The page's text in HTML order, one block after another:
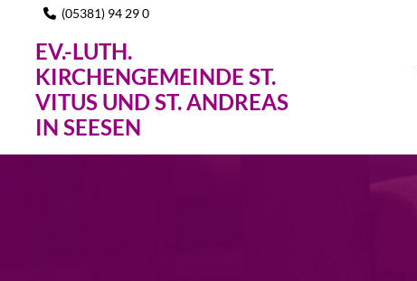
 (05381) 94 29 0
EV.-LUTH.
KIRCHENGEMEINDE ST.
VITUS UND ST. ANDREAS
IN SEESEN